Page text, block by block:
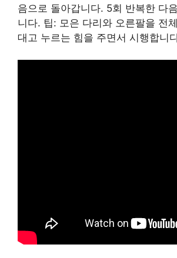
음으로 돌아갑니다. 5회 반복한 다
니다. 팁: 모은 다리와 오른팔을 전
대고 누르는 힘을 주면서 시행합니